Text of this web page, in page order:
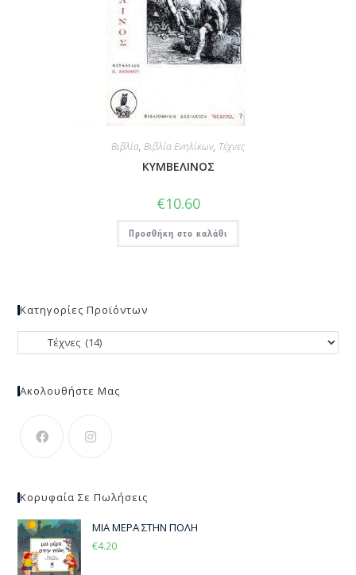
Βιβλία, Βιβλία Ενηλίκων, Τέχνες
ΚΥΜΒΕΛΙΝΟΣ
€10.60
Προσθήκη στο καλάθι
Κατηγορίες Προϊόντων
Ακολουθήστε Μας
Κορυφαία Σε Πωλήσεις
ΜΙΑ ΜΕΡΑ ΣΤΗΝ ΠΟΛΗ
€4.20